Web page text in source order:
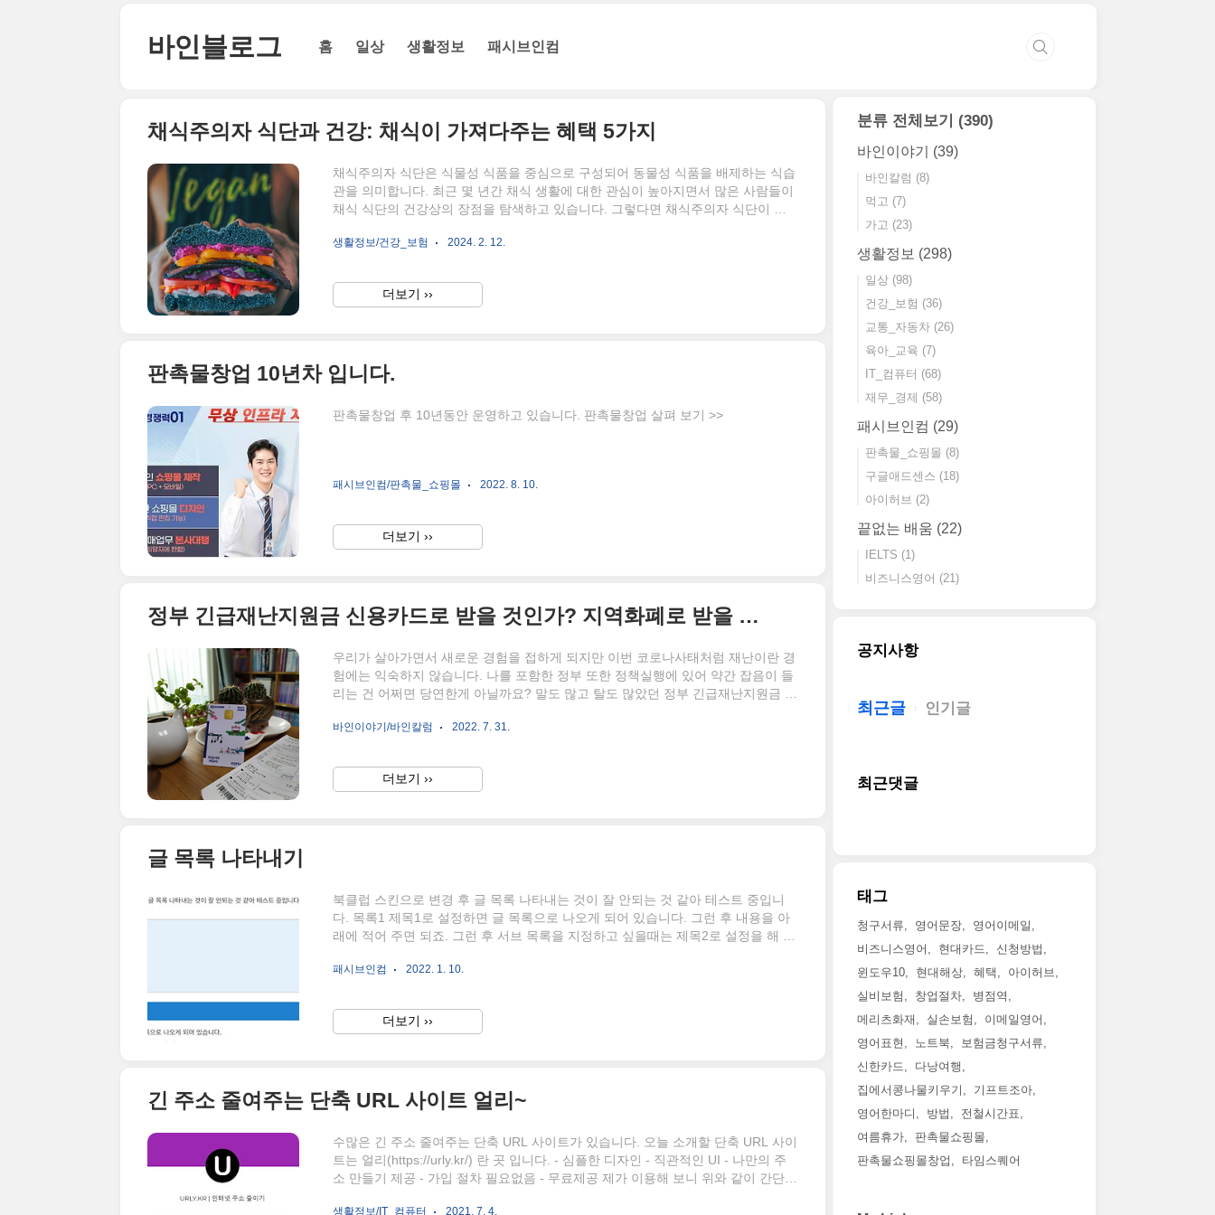
바인블로그 홈 일상 생활정보 패시브인컴
채식주의자 식단과 건강: 채식이 가져다주는 혜택 5가지
채식주의자 식단은 식물성 식품을 중심으로 구성되어 동물성 식품을 배제하는 식습
관을 의미합니다. 최근 몇 년간 채식 생활에 대한 관심이 높아지면서 많은 사람들이
채식 식단의 건강상의 장점을 탐색하고 있습니다. 그렇다면 채식주의자 식단이 건
포화 지방과 콜레스테롤 함량이 낮고, 식이섬유와 항산화 물질이 풍부합니다. 이러
성 식품은 혈중 콜레스테롤 수치를 낮추고 혈압을 안정시키는데 도움이 되며, 이는
심장 건강을 보호하는 데 중요한 역할을 합니다. 2. 비만 예방과 체중 관리 채식주의
생활정보/건강_보험 2024. 2. 12.
더보기 ››
판촉물창업 10년차 입니다.
판촉물창업 후 10년동안 운영하고 있습니다. 판촉물창업 살펴 보기 >>
패시브인컴/판촉물_쇼핑몰 2022. 8. 10.
더보기 ››
정부 긴급재난지원금 신용카드로 받을 것인가? 지역화폐로 받을 것인가?
우리가 살아가면서 새로운 경험을 접하게 되지만 이번 코로나사태처럼 재난이란 경
험에는 익숙하지 않습니다. 나를 포함한 정부 또한 정책실행에 있어 약간 잡음이 들
리는 건 어쩌면 당연한게 아닐까요? 말도 많고 탈도 많았던 정부 긴급재난지원금 지
처럼 #정부긴급재난지원금신청5부제를 시행 했습니다. 지원금에 대한 기부금 사태
을 넘겨 버려서 오늘 신청 할 예정입니다. 시행착오를 피하기 위해서 신청이 늦어진
것도 있지만 지금 또 생각해야 할것이 어떤 방식으로 받을 것인가? 이 문제도 쉽게
바인이야기/바인칼럼 2022. 7. 31.
더보기 ››
글 목록 나타내기
북클럽 스킨으로 변경 후 글 목록 나타내는 것이 잘 안되는 것 같아 테스트 중입니
다. 목록1 제목1로 설정하면 글 목록으로 나오게 되어 있습니다. 그런 후 내용을 아
래에 적어 주면 되죠. 그런 후 서브 목록을 지정하고 싶을때는 제목2로 설정을 해 주
적어 주면 됩니다. 서브목록2 서브목록을 나타내려면 1개 이상 적어주면 확연히 구
게 해 봤습니다. 목록2 목록2를 본문1로 설정 했으니 목록1, 목록2 이렇게 크게 구
분되어 표시될 것입니다. 이제 어떻게 되는지 미리보고 해 볼까요? 미리보기를 해보
패시브인컴 2022. 1. 10.
더보기 ››
긴 주소 줄여주는 단축 URL 사이트 얼리~
수많은 긴 주소 줄여주는 단축 URL 사이트가 있습니다. 오늘 소개할 단축 URL 사이
트는 얼리(https://urly.kr/) 란 곳 입니다. - 심플한 디자인 - 직관적인 UI - 나만의 주
소 만들기 제공 - 가입 절차 필요없음 - 무료제공 제가 이용해 보니 위와 같이 간단하
생활정보/IT_컴퓨터 2021. 7. 4.
분류 전체보기 (390)
바인이야기 (39)
바인칼럼 (8)
먹고 (7)
가고 (23)
생활정보 (298)
일상 (98)
건강_보험 (36)
교통_자동차 (26)
육아_교육 (7)
IT_컴퓨터 (68)
재무_경제 (58)
패시브인컴 (29)
판촉물_쇼핑몰 (8)
구글애드센스 (18)
아이허브 (2)
끝없는 배움 (22)
IELTS (1)
비즈니스영어 (21)
공지사항
최근글 인기글
최근댓글
태그
청구서류 영어문장
영어이메일
비즈니스영어
현대카드
신청방법
윈도우10
현대해상 혜택
아이허브
실비보험
창업절차
병점역
메리츠화재
실손보험
이메일영어
영어표현
노트북
보험금청구서류
신한카드
다낭여행
집에서콩나물키우기
기프트조아
영어한마디
방법
전철시간표
여름휴가
판촉물쇼핑몰
판촉물쇼핑몰창업
타임스퀘어